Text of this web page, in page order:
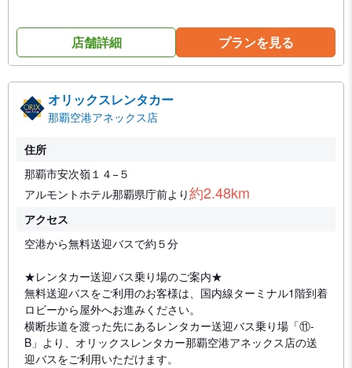
店舗詳細 プランを見る
オリックスレンタカー
那覇空港アネックス店
住所
那覇市安次嶺１４−５
アルモントホテル那覇県庁前より約2.48km
アクセス
空港から無料送迎バスで約５分
★レンタカー送迎バス乗り場のご案内★
無料送迎バスをご利用のお客様は、国内線ターミナル1階到着
ロビーから屋外へお進みください。
横断歩道を渡った先にあるレンタカー送迎バス乗り場「⑪-
B」より、オリックスレンタカー那覇空港アネックス店の送
迎バスをご利用いただけます。